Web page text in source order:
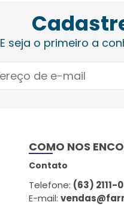
E seja o primeiro a
COMO NOS
Contato
Telefone: (63) 2111-
E-mail: